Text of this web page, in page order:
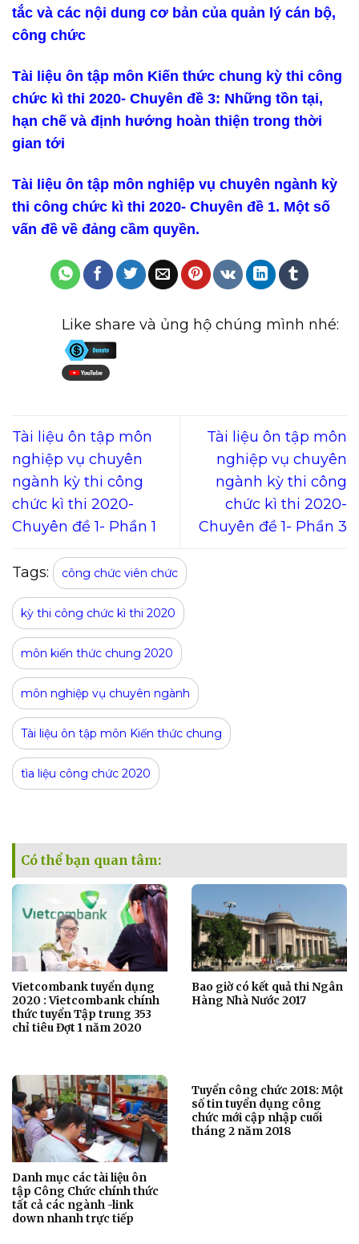
tắc và các nội dung cơ bản của quản lý cán bộ,
công chức
Tài liệu ôn tập môn Kiến thức chung kỳ thi công
chức kì thi 2020- Chuyên đề 3: Những tồn tại,
hạn chế và định hướng hoàn thiện trong thời
gian tới
Tài liệu ôn tập môn nghiệp vụ chuyên ngành kỳ
thi công chức kì thi 2020- Chuyên đề 1. Một số
vấn đề về đảng cầm quyền.
Like share và ủng hộ chúng mình nhé:
Tài liệu ôn tập môn
nghiệp vụ chuyên
ngành kỳ thi công
chức kì thi 2020-
Chuyên đề 1- Phần 1
Tài liệu ôn tập môn
nghiệp vụ chuyên
ngành kỳ thi công
chức kì thi 2020-
Chuyên đề 1- Phần 3
Tags: công chức viên chức
kỳ thi công chức kì thi 2020
môn kiến thức chung 2020
môn nghiệp vụ chuyên ngành
Tài liệu ôn tập môn Kiến thức chung
tìa liệu công chức 2020
Có thể bạn quan tâm:
Vietcombank tuyển dụng
2020 : Vietcombank chính
thức tuyển Tập trung 353
chỉ tiêu Đợt 1 năm 2020
Bao giờ có kết quả thi Ngân
Hàng Nhà Nước 2017
Danh mục các tài liệu ôn
tập Công Chức chính thức
tất cả các ngành -link
down nhanh trực tiếp
Tuyển công chức 2018: Một
số tin tuyển dụng công
chức mới cập nhập cuối
tháng 2 năm 2018